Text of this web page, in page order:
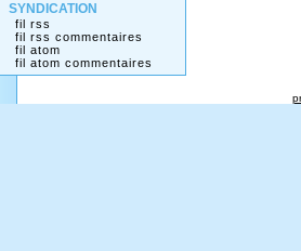
SYNDICATION
fil rss
fil rss commentaires
fil atom
fil atom commentaires